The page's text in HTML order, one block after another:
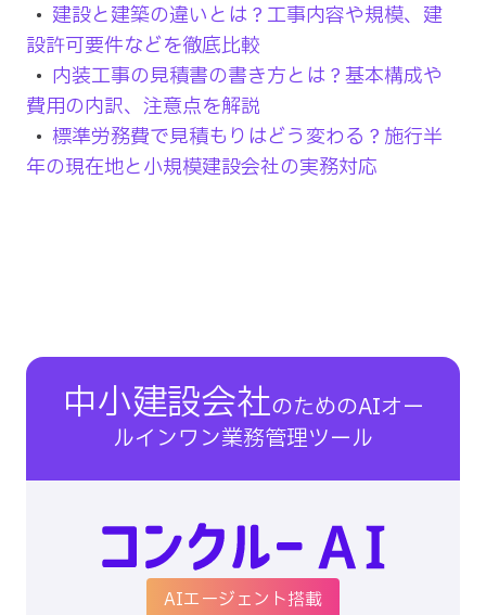
建設と建築の違いとは？工事内容や規模、建
設許可要件などを徹底比較
内装工事の見積書の書き方とは？基本構成や
費用の内訳、注意点を解説
標準労務費で見積もりはどう変わる？施行半
年の現在地と小規模建設会社の実務対応
中小建設会社のためのAI​オー
ルインワン業務管理ツール
AIエージェント搭載